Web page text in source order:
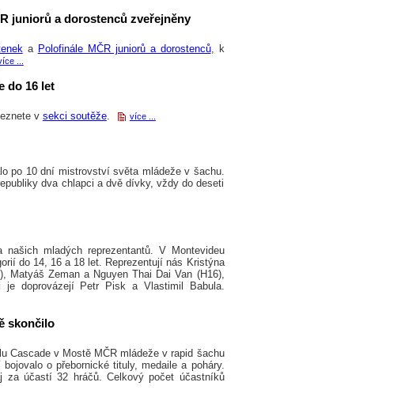
juniorů a dorostenců zveřejněny
a Polofinále MČR juniorů a dorostenců, k
...
do 16 let
v sekci soutěže. více ...
po 10 dní mistrovství světa mládeže v šachu.
dva chlapci a dvě dívky, vždy do deseti
mladých reprezentantů. V Montevideu
do 14, 16 a 18 let. Reprezentují nás Kristýna
Matyáš Zeman a Nguyen Thai Dai Van (H16),
je doprovázejí Petr Pisk a Vlastimil Babula.
skončilo
Cascade v Mostě MČR mládeže v rapid šachu
o přebornické tituly, medaile a poháry.
za účastí 32 hráčů. Celkový počet účastníků